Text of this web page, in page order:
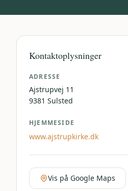
Kontaktoplysninger
ADRESSE
Ajstrupvej 11
9381 Sulsted
HJEMMESIDE
www.ajstrupkirke.dk
Vis på Google Maps